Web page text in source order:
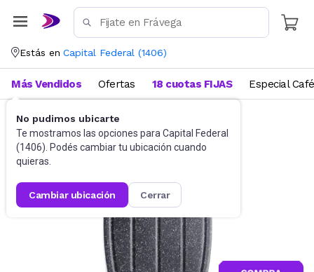
Estás en Capital Federal (1406)
No pudimos ubicarte
Te mostramos las opciones para Capital Federal
(1406). Podés cambiar tu ubicación cuando
quieras.
cambiar ubicación cerrar
Más Vendidos Ofertas 18 cuotas FIJAS Especial Café
Utensilios de cocina